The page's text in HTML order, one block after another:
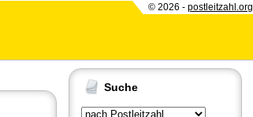
© 2026 - postleitzahl.org
Suche